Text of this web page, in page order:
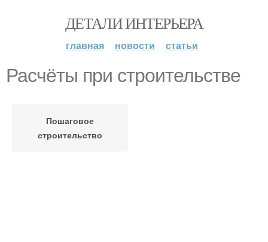
ДЕТАЛИ ИНТЕРЬЕРА
главная новости статьи
Расчёты при строительстве
Пошаговое
строительство